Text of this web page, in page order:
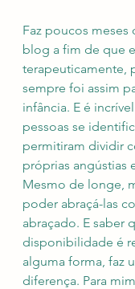
Faz poucos meses
blog a fim de que
terapeuticamente,
sempre foi assim
infância. E é
pessoas se
permitiram dividir
próprias angústias
Mesmo de longe,
poder abraçá-las
abraçado. E saber
disponibilidade é
alguma forma, faz
diferença. Para